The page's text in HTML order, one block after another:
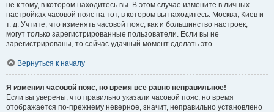
не к тому, в котором находитесь вы. В этом случае измените в личных
настройках часовой пояс на тот, в котором вы находитесь: Москва, Киев и
т. д. Учтите, что изменять часовой пояс, как и большинство настроек,
могут только зарегистрированные пользователи. Если вы не
зарегистрированы, то сейчас удачный момент сделать это.
Вернуться к началу
Я изменил часовой пояс, но время всё равно неправильное!
Если вы уверены, что правильно указали часовой пояс, но время
отображается по-прежнему неверное, значит, неправильно установлено